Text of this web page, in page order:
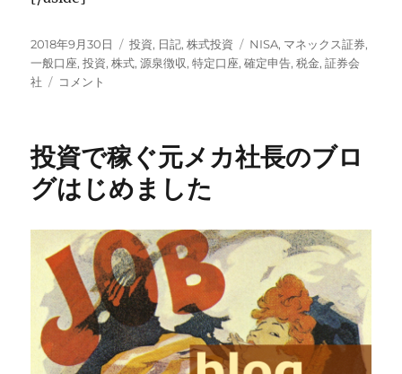
投
稿
日:
2018年9月30日
カ
テ
投資, 日記,株式投資
タ
グ
NISA, マネックス証券,
一般口座,投資,株式,源泉徴収,特定口座,確定申告,税金,証券会
社
僕
を
は
じ
た
き
か
け
に
コメント
投資で稼ぐ元メカ社長のブロ
グはじめました